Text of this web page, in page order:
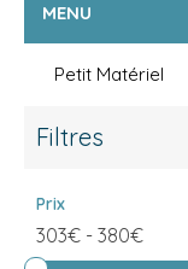
MENU
Petit Matériel
Filtres
Prix
303€ - 380€